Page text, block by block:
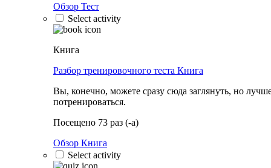
Обзор Тест
Select activity
Книга
Разбор тренировочного теста Книга
Вы, конечно, можете сразу сюда заглянуть, но
потренироваться.
Посещено 73 раз (-а)
Обзор Книга
Select activity